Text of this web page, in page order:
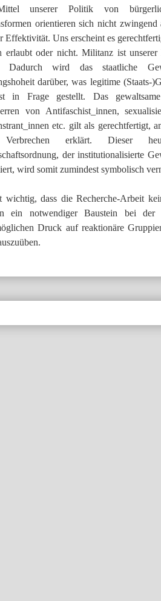
unserer Politik von
orientieren sich nicht zwingend
Effektivität. Uns erscheint es
erlaubt oder nicht. Militanz ist unserer
Dadurch wird das staatliche
darüber, was legitime (Staats-
in Frage gestellt. Das
von Antifaschist_innen,
etc. gilt als gerechtfertigt,
erklärt. Dieser
der institutionalisierte
wird somit zumindest symbolisch
wichtig, dass die Recherche-Arbeit
ein notwendiger Baustein bei
Druck auf reaktionäre